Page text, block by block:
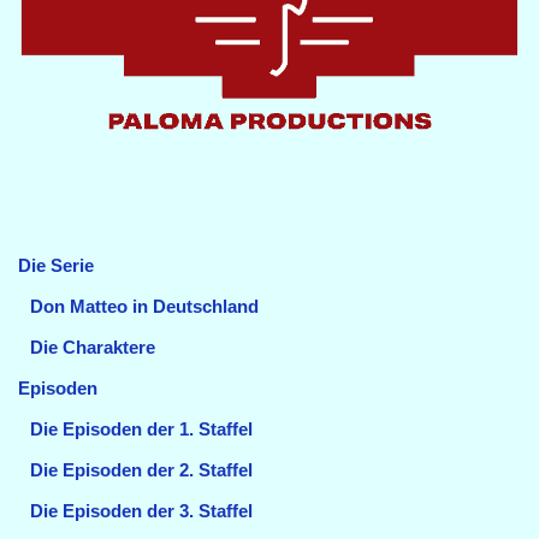
Die Serie
Don Matteo in Deutschland
Die Charaktere
Episoden
Die Episoden der 1. Staffel
Die Episoden der 2. Staffel
Die Episoden der 3. Staffel